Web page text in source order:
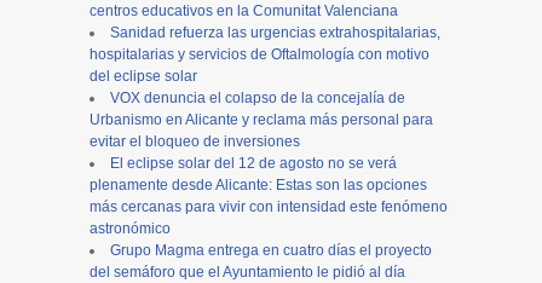
centros educativos en la Comunitat Valenciana
Sanidad refuerza las urgencias extrahospitalarias,
hospitalarias y servicios de Oftalmología con motivo
del eclipse solar
VOX denuncia el colapso de la concejalía de
Urbanismo en Alicante y reclama más personal para
evitar el bloqueo de inversiones
El eclipse solar del 12 de agosto no se verá
plenamente desde Alicante: Estas son las opciones
más cercanas para vivir con intensidad este fenómeno
astronómico
Grupo Magma entrega en cuatro días el proyecto
del semáforo que el Ayuntamiento le pidió al día